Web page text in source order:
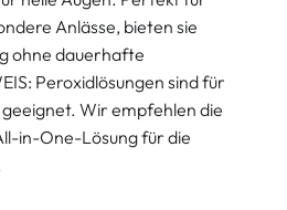
Anlässe, bieten sie
ohne dauerhafte
Peroxidlösungen sind für
Wir empfehlen die
in-One-Lösung für die